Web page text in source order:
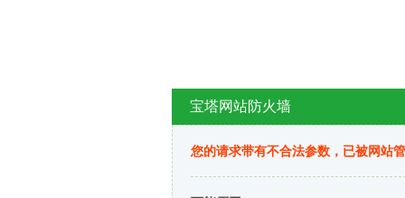
宝塔网站防火墙
您的请求带有不合法参数，已被网站